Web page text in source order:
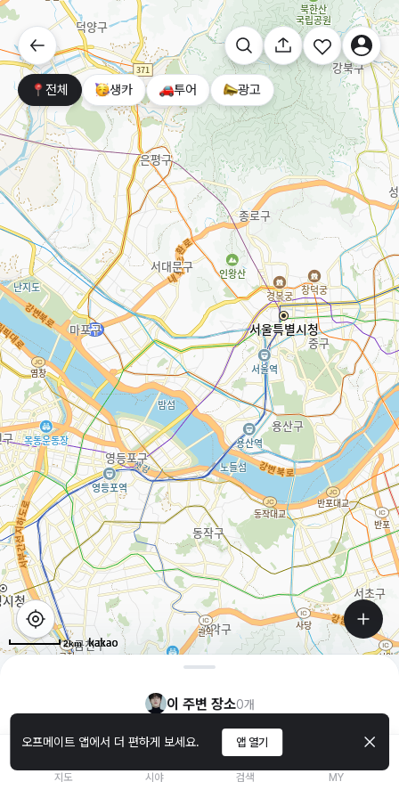
오프메이트 앱에서 더 편하게 보세요. 앱 열기
2km
전체 생카 투어 광고
이 주변 장소0개
지도 시야 검색 MY